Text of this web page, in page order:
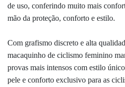
de uso, conferindo muito mais
mão da proteção, conforto e estilo.
Com grafismo discreto e alta
macaquinho de ciclismo feminino
provas mais intensos com estilo
pele e conforto exclusivo para as